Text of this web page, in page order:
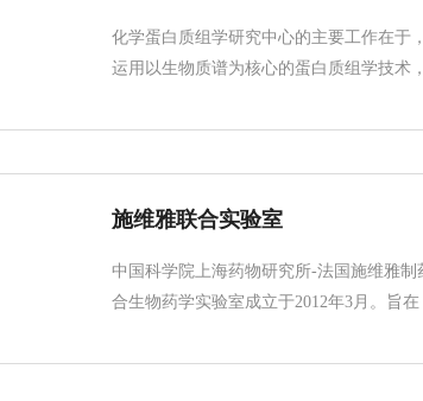
化学蛋白质组学研究中心的主要工作在于
运用以生物质谱为核心的蛋白质组学技术
施维雅联合实验室
中国科学院上海药物研究所-法国施维雅制
合生物药学实验室成立于2012年3月。旨在